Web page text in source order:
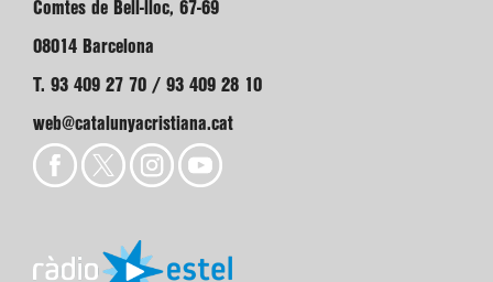
Comtes de Bell-lloc, 67-69
08014 Barcelona
T. 93 409 27 70 / 93 409 28 10
web@catalunyacristiana.cat